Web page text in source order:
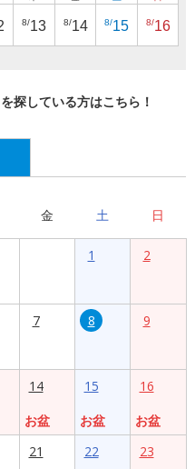
8/13 8/14 8/15 8/16
探している方はこちら！
金 土 日
1 2
7 8 9
14
お盆
15
お盆
16
お盆
21 22 23